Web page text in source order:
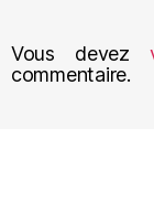
Vous devez
commentaire.